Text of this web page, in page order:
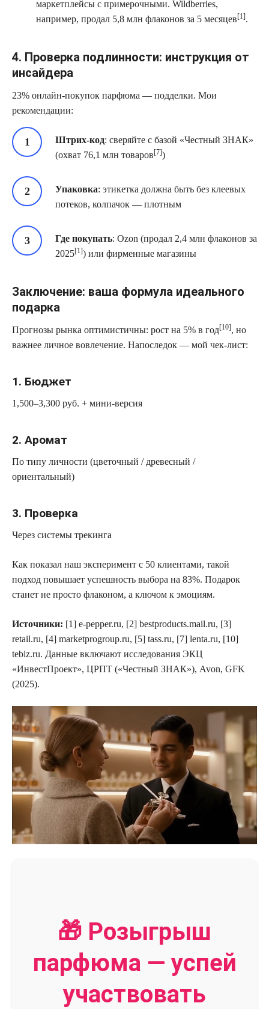
маркетплейсы с примерочными. Wildberries,
например, продал 5,8 млн флаконов за 5 месяцев[1].
4. Проверка подлинности: инструкция от
инсайдера
23% онлайн-покупок парфюма — подделки. Мои
рекомендации:
Штрих-код: сверяйте с базой «Честный ЗНАК»
(охват 76,1 млн товаров[7])
Упаковка: этикетка должна быть без клеевых
потеков, колпачок — плотным
Где покупать: Ozon (продал 2,4 млн флаконов за
2025[1]) или фирменные магазины
Заключение: ваша формула идеального
подарка
Прогнозы рынка оптимистичны: рост на 5% в год[10], но
важнее личное вовлечение. Напоследок — мой чек-лист:
1. Бюджет
1,500–3,300 руб. + мини-версия
2. Аромат
По типу личности (цветочный / древесный /
ориентальный)
3. Проверка
Через системы трекинга
Как показал наш эксперимент с 50 клиентами, такой
подход повышает успешность выбора на 83%. Подарок
станет не просто флаконом, а ключом к эмоциям.
Источники: [1] e-pepper.ru, [2] bestproducts.mail.ru, [3]
retail.ru, [4] marketprogroup.ru, [5] tass.ru, [7] lenta.ru, [10]
tebiz.ru. Данные включают исследования ЭКЦ
«ИнвестПроект», ЦРПТ («Честный ЗНАК»), Avon, GFK
(2025).
🎁 Розыгрыш
парфюма — успей
участвовать